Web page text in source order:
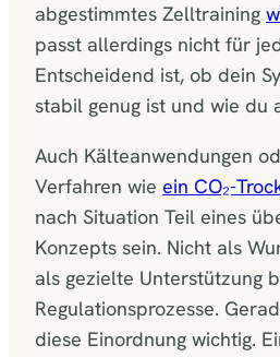
abgestimmtes Zelltraining
passt allerdings nicht für
Entscheidend ist, ob dein
stabil genug ist und wie du
Auch Kälteanwendungen
Verfahren wie ein CO₂-
nach Situation Teil eines
Konzepts sein. Nicht als
als gezielte Unterstützung
Regulationsprozesse.
diese Einordnung wichtig.